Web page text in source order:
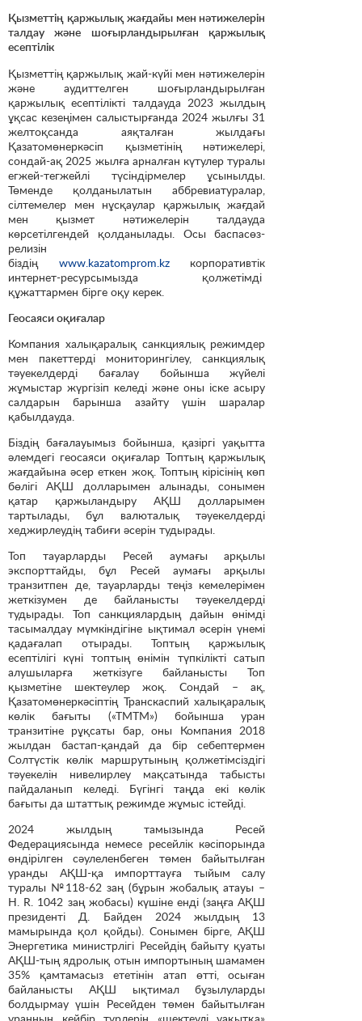
Қызметтің қаржылық жағдайы мен нәтижелерін
талдау және шоғырландырылған қаржылық
есептілік
Қызметтің қаржылық жай-күйі мен нәтижелерін
және аудиттелген шоғырландырылған
қаржылық есептілікті талдауда 2023 жылдың
ұқсас кезеңімен салыстырғанда 2024 жылғы 31
желтоқсанда аяқталған жылдағы
Қазатомөнеркәсіп қызметінің нәтижелері,
сондай-ақ 2025 жылға арналған күтулер туралы
егжей-тегжейлі түсіндірмелер ұсынылды.
Төменде қолданылатын аббревиатуралар,
сілтемелер мен нұсқаулар қаржылық жағдай
мен қызмет нәтижелерін талдауда
көрсетілгендей қолданылады. Осы баспасөз-
релизін
біздің www.kazatomprom.kzкорпоративтік
интернет-ресурсымызда қолжетімді
құжаттармен бірге оқу керек.
Геосаяси оқиғалар
Компания халықаралық санкциялық режимдер
мен пакеттерді мониторингілеу, санкциялық
тәуекелдерді бағалау бойынша жүйелі
жұмыстар жүргізіп келеді және оны іске асыру
салдарын барынша азайту үшін шаралар
қабылдауда.
Біздің бағалауымыз бойынша, қазіргі уақытта
әлемдегі геосаяси оқиғалар Топтың қаржылық
жағдайына әсер еткен жоқ. Топтың кірісінің көп
бөлігі АҚШ долларымен алынады, сонымен
қатар қаржыландыру АҚШ долларымен
тартылады, бұл валюталық тәуекелдерді
хеджирлеудің табиғи әсерін тудырады.
Топ тауарларды Ресей аумағы арқылы
экспорттайды, бұл Ресей аумағы арқылы
транзитпен де, тауарларды теңіз кемелерімен
жеткізумен де байланысты тәуекелдерді
тудырады. Топ санкциялардың дайын өнімді
тасымалдау мүмкіндігіне ықтимал әсерін үнемі
қадағалап отырады. Топтың қаржылық
есептілігі күні топтың өнімін түпкілікті сатып
алушыларға жеткізуге байланысты Топ
қызметіне шектеулер жоқ. Сондай – ақ,
Қазатомөнеркәсіптің Транскаспий халықаралық
көлік бағыты («ТМТМ») бойынша уран
транзитіне рұқсаты бар, оны Компания 2018
жылдан бастап-қандай да бір себептермен
Солтүстік көлік маршрутының қолжетімсіздігі
тәуекелін нивелирлеу мақсатында табысты
пайдаланып келеді. Бүгінгі таңда екі көлік
бағыты да штаттық режимде жұмыс істейді.
2024 жылдың тамызында Ресей
Федерациясында немесе ресейлік кәсіпорында
өндірілген сәулеленбеген төмен байытылған
уранды АҚШ-қа импорттауға тыйым салу
туралы №118-62 заң (бұрын жобалық атауы –
H. R. 1042 заң жобасы) күшіне енді (заңға АҚШ
президенті Д. Байден 2024 жылдың 13
мамырында қол қойды). Сонымен бірге, АҚШ
Энергетика министрлігі Ресейдің байыту қуаты
АҚШ-тың ядролық отын импортының шамамен
35% қамтамасыз ететінін атап өтті, осыған
байланысты АҚШ ықтимал бұзылуларды
болдырмау үшін Ресейден төмен байытылған
уранның кейбір түрлерін «шектеулі уақытқа»